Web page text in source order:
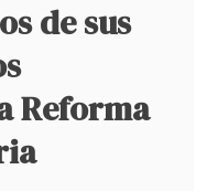
de sus
Reforma